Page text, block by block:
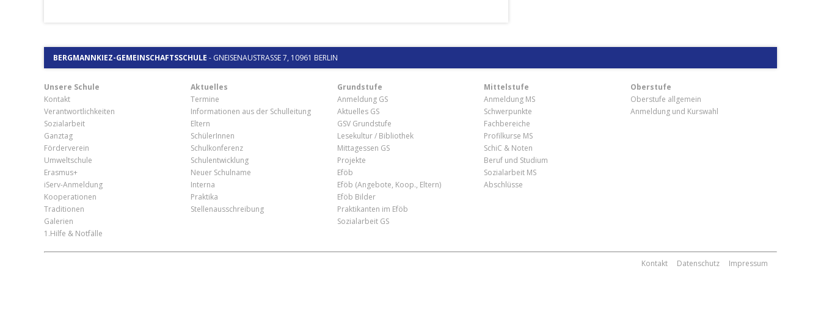
BERGMANNKIEZ-GEMEINSCHAFTSSCHULE - GNEISENAUSTRASSE 7, 10961 BERLIN
Unsere Schule
Kontakt
Verantwortlichkeiten
Sozialarbeit
Ganztag
Förderverein
Umweltschule
Erasmus+
iServ-Anmeldung
Kooperationen
Traditionen
Galerien
1.Hilfe & Notfälle
Aktuelles
Termine
Informationen aus der Schulleitung
Eltern
SchülerInnen
Schulkonferenz
Schulentwicklung
Neuer Schulname
Interna
Praktika
Stellenausschreibung
Grundstufe
Anmeldung GS
Aktuelles GS
GSV Grundstufe
Lesekultur / Bibliothek
Mittagessen GS
Projekte
Eföb
Eföb (Angebote, Koop., Eltern)
Eföb Bilder
Praktikanten im Eföb
Sozialarbeit GS
Mittelstufe
Anmeldung MS
Schwerpunkte
Fachbereiche
Profilkurse MS
SchiC & Noten
Beruf und Studium
Sozialarbeit MS
Abschlüsse
Oberstufe
Oberstufe allgemein
Anmeldung und Kurswahl
Kontakt Datenschutz Impressum